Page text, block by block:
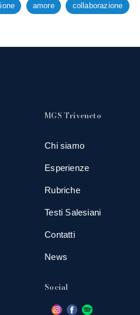
amore collaborazione
MGS Triveneto
Chi siamo
Esperienze
Rubriche
Testi Salesiani
Contatti
News
Social